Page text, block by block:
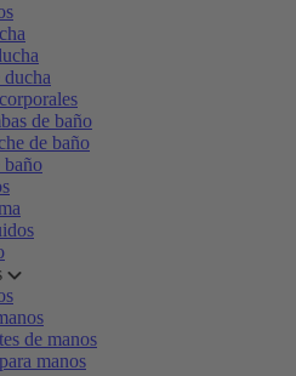
ducha
de baño
de baño
baño
de manos
manos